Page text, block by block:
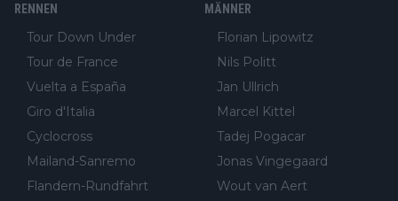
RENNEN
Tour Down Under
Tour de France
Vuelta a España
Giro d'Italia
Cyclocross
Mailand-Sanremo
Flandern-Rundfahrt
MÄNNER
Florian Lipowitz
Nils Politt
Jan Ullrich
Marcel Kittel
Tadej Pogacar
Jonas Vingegaard
Wout van Aert